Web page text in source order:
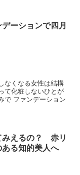
ーションで四月
なくなる女性は結構
て化粧しないひとが
で ファンデーション
みえるの？ 赤リ
る知的美人へ